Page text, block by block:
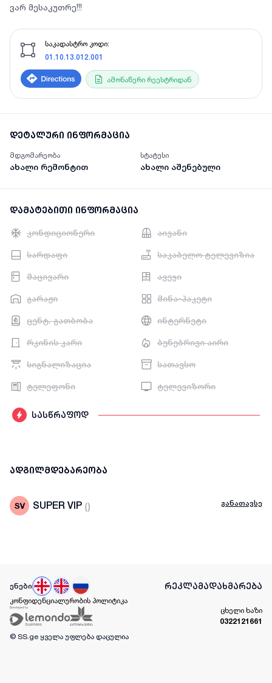
ვარ მესაკუთრე!!!
საკადასტრო კოდი:
01.10.13.012.001
ამონაწერი რეესტრიდან
დეტალური ინფორმაცია
მდგომარეობა
ახალი რემონტით
სტატუსი
ახალი აშენებული
დამატებითი ინფორმაცია
კონდიციონერი აივანი
სარდაფი საკაბელო ტელევიზია
მაცივარი ავეჯი
გარაჟი მინა-პაკეტი
ცენტ. გათბობა ინტერნეტი
რკინის კარი ბუნებრივი აირი
სიგნალიზაცია სათავსო
ტელეფონი ტელევიზორი
სასწრაფოდ
ადგილმდებარეობა
SUPER VIP () განათავსე
ენები რეკლამადახმარება
კონფიდენციალურობის პოლიტიკა
ცხელი ხაზი
0322121661
© SS.ge ყველა უფლება დაცულია